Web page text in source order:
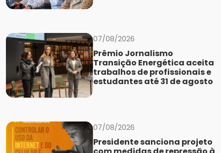
07/08/2026
Prêmio Jornalismo
Transição Energética aceita
trabalhos de profissionais e
estudantes até 31 de agosto
07/08/2026
Presidente sanciona projeto